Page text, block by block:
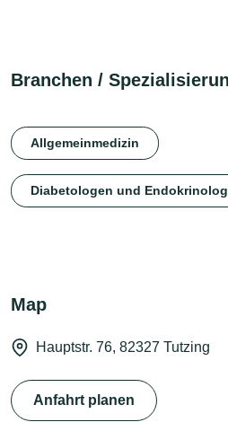
Branchen /
Allgemeinmedizin
Diabetologen und
Map
Hauptstr. 76, 82327 Tutzing
Anfahrt planen